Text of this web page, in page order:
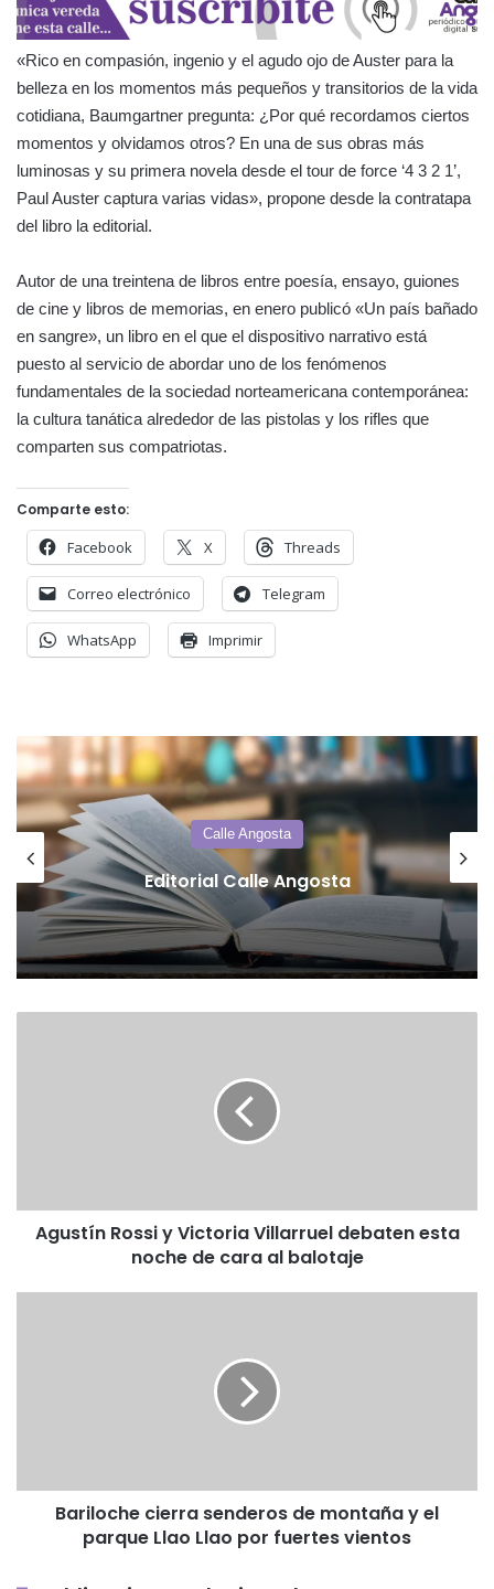
«Rico en compasión, ingenio y el agudo ojo de Auster para la
belleza en los momentos más pequeños y transitorios de la vida
cotidiana, Baumgartner pregunta: ¿Por qué recordamos ciertos
momentos y olvidamos otros? En una de sus obras más
luminosas y su primera novela desde el tour de force ‘4 3 2 1’,
Paul Auster captura varias vidas», propone desde la contratapa
del libro la editorial.
Autor de una treintena de libros entre poesía, ensayo, guiones
de cine y libros de memorias, en enero publicó «Un país bañado
en sangre», un libro en el que el dispositivo narrativo está
puesto al servicio de abordar uno de los fenómenos
fundamentales de la sociedad norteamericana contemporánea:
la cultura tanática alrededor de las pistolas y los rifles que
comparten sus compatriotas.
Comparte esto:
Facebook X Threads
Correo electrónico Telegram
WhatsApp Imprimir
Calle Angosta
Editorial Calle Angosta
de
caraAgustín Rossi y Victoria Villarruel debaten esta
noche de cara al balotaje
Llao
Bariloche cierra senderos de montaña y el
parque Llao Llao por fuertes vientos